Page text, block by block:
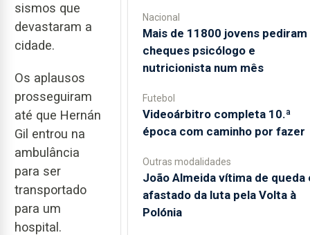
sismos que
devastaram a
cidade.
Os aplausos
prosseguiram
até que Hernán
Gil entrou na
ambulância
para ser
transportado
para um
hospital.
Nacional
Mais de 11800 jovens pediram
cheques psicólogo e
nutricionista num mês
Futebol
Videoárbitro completa 10.ª
época com caminho por fazer
Outras modalidades
João Almeida vítima de queda
afastado da luta pela Volta à
Polónia